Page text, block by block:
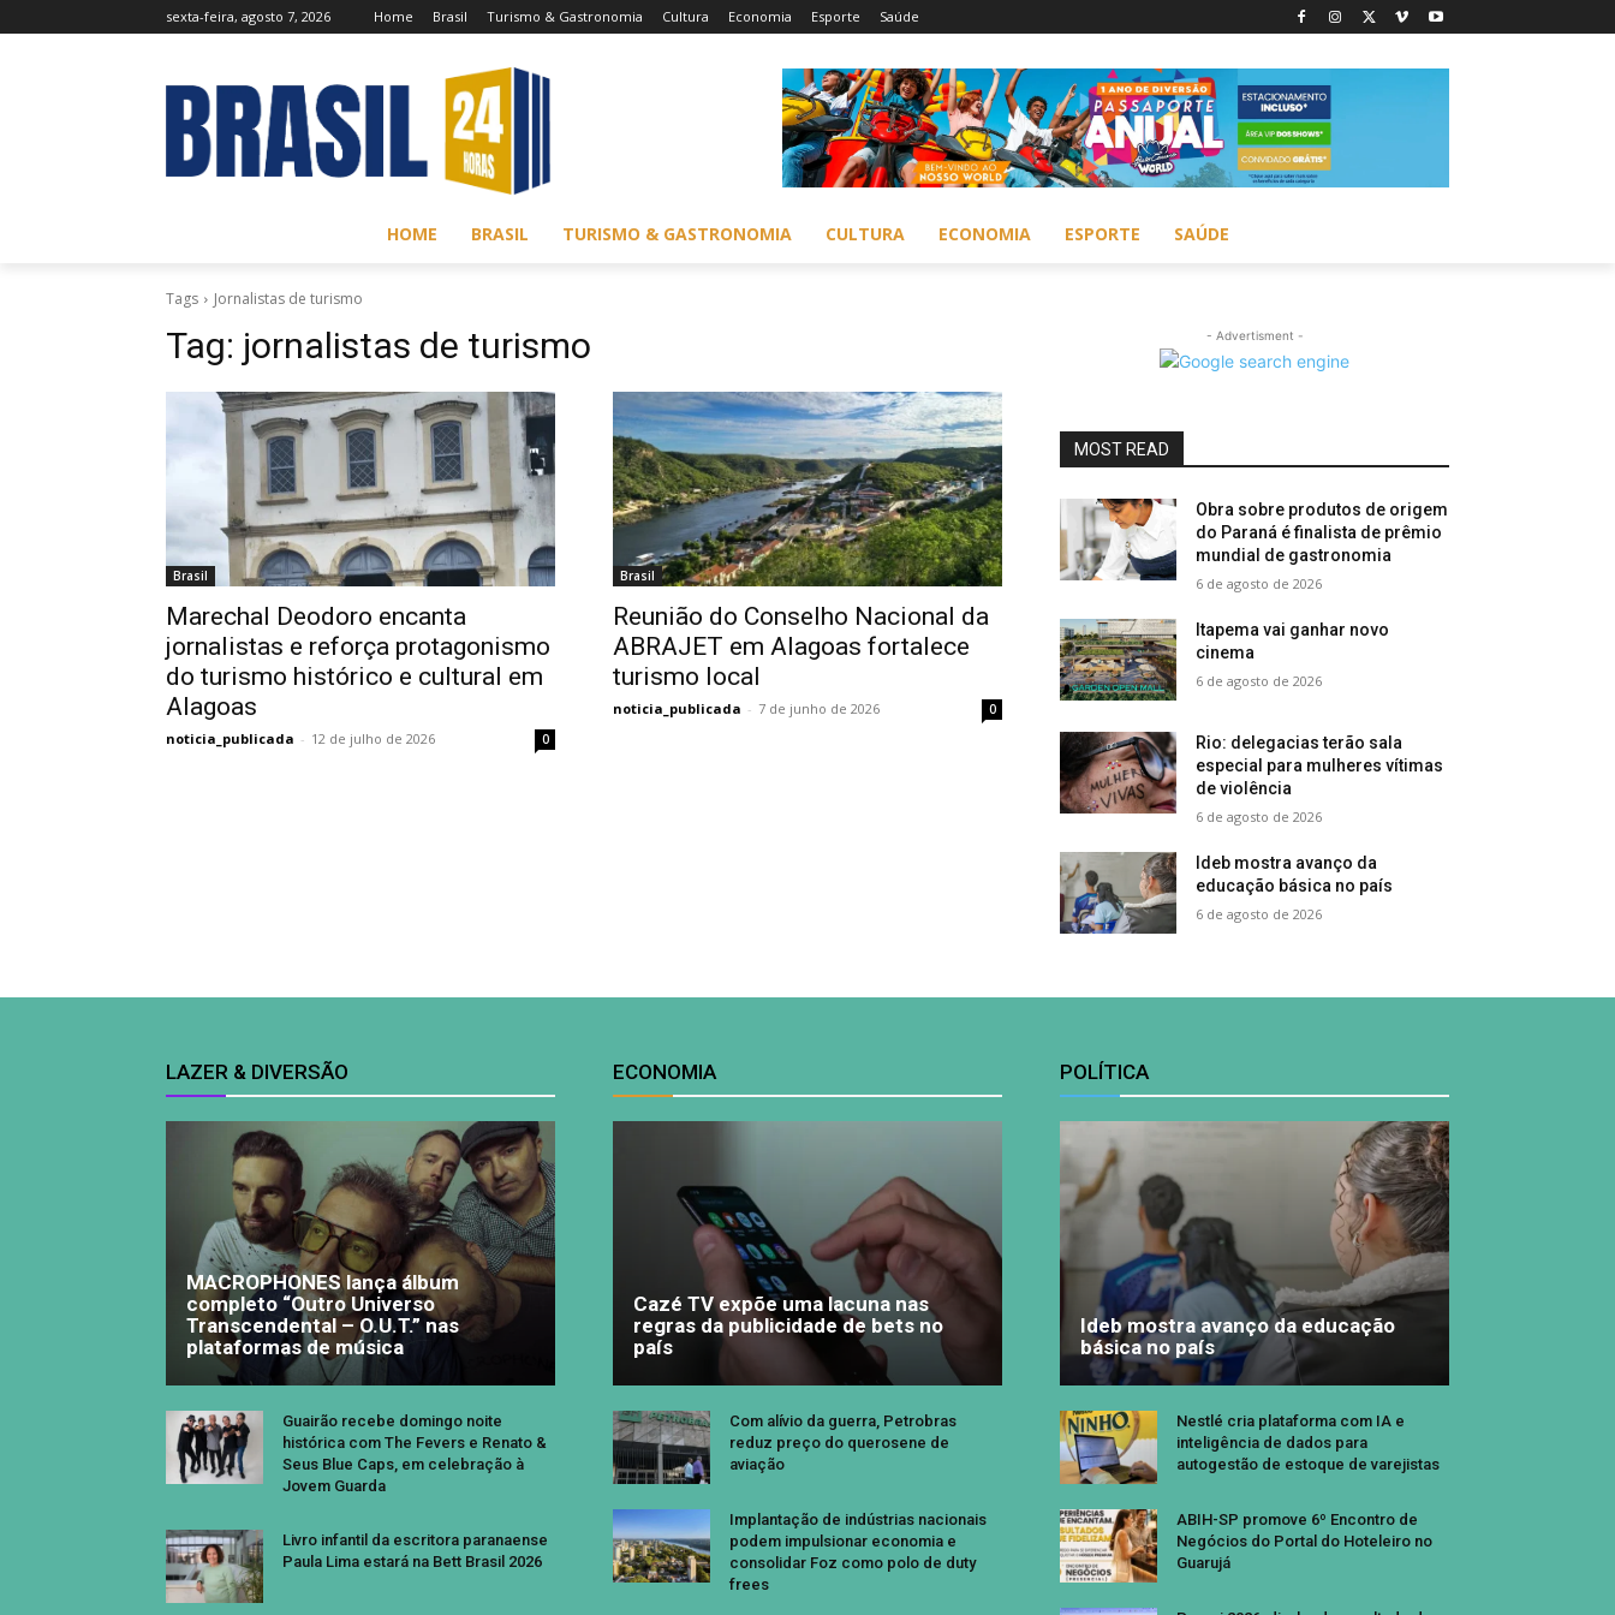
sexta-feira, agosto 7, 2026 Home Brasil Turismo & Gastronomia Cultura Economia Esporte Saúde
HOME BRASIL TURISMO & GASTRONOMIA CULTURA ECONOMIA ESPORTE SAÚDE
Tags Jornalistas de turismo
Tag: jornalistas de turismo
Brasil
Marechal Deodoro encanta
jornalistas e reforça protagonismo
do turismo histórico e cultural em
Alagoas
noticia_publicada - 12 de julho de 2026 0
Brasil
Reunião do Conselho Nacional da
ABRAJET em Alagoas fortalece
turismo local
noticia_publicada - 7 de junho de 2026 0
- Advertisment -
MOST READ
Obra sobre produtos de origem
do Paraná é finalista de prêmio
mundial de gastronomia
6 de agosto de 2026
Itapema vai ganhar novo
cinema
6 de agosto de 2026
Rio: delegacias terão sala
especial para mulheres vítimas
de violência
6 de agosto de 2026
Ideb mostra avanço da
educação básica no país
6 de agosto de 2026
LAZER & DIVERSÃO
MACROPHONES lança álbum
completo “Outro Universo
Transcendental – O.U.T.” nas
plataformas de música
Guairão recebe domingo noite
histórica com The Fevers e Renato &
Seus Blue Caps, em celebração à
Jovem Guarda
Livro infantil da escritora paranaense
Paula Lima estará na Bett Brasil 2026
ECONOMIA
Cazé TV expõe uma lacuna nas
regras da publicidade de bets no
país
Com alívio da guerra, Petrobras
reduz preço do querosene de
aviação
Implantação de indústrias nacionais
podem impulsionar economia e
consolidar Foz como polo de duty
frees
POLÍTICA
Ideb mostra avanço da educação
básica no país
Nestlé cria plataforma com IA e
inteligência de dados para
autogestão de estoque de varejistas
ABIH-SP promove 6º Encontro de
Negócios do Portal do Hoteleiro no
Guarujá